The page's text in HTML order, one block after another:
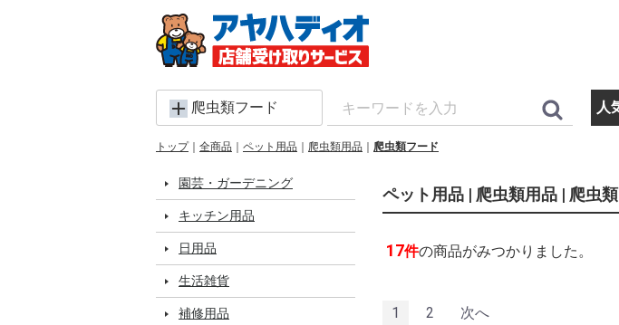
爬虫類フード 人
トップ 全商品 ペット用品 爬虫類用品 爬虫類フード
園芸・ガーデニング
キッチン用品
日用品
生活雑貨
補修用品
ペット用品 | 爬虫類用品 | 爬虫
17件の商品がみつかりました。
1 2 次へ